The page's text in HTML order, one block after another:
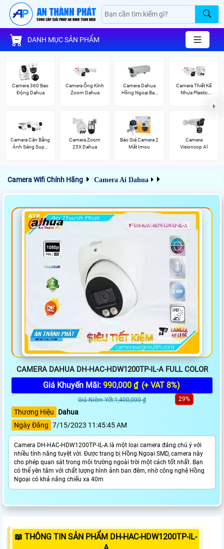
DANH MỤC SẢN PHẨM
Camera 360 Bao
Động Dahua
Camera Ống Kính
Zoom Dahua
Camera Dahua
Hồng Ngoại Ban
Camera Thiết Kế
Nhựa Plastic
Camera Cân Bằng
Ánh Sáng Super
Camera Zoom
25X Dahua
Báo Giá Camera 2
Mắt Imou
Camera
Visioncop Al
Camera Wifi Chính Hãng Camera Ai Dahua
CAMERA DAHUA DH-HAC-HDW1200TP-IL-A FULL COLOR
Giá Khuyến Mãi: 990,000 ₫ (+ VAT 8%)
Giá Niêm Yết:1,400,000 ₫ 29%
Thương Hiệu
Dahua
Ngày Đăng 7/15/2023 11:45:45 AM
Camera DH-HAC-HDW1200TP-IL-A là một loại camera đáng chú ý với
nhiều tính năng tuyệt vời. Được trang bị Hồng Ngoại SMD, camera này
cho phép quan sát trong môi trường ngoài trời một cách tốt nhất. Bạn
có thể yên tâm với chất lượng hình ảnh ban đêm, nhờ công nghệ Hồng
Ngoại có khả năng chiếu xa 40m
📖 THÔNG TIN SẢN PHẨM DH-HAC-HDW1200TP-IL-